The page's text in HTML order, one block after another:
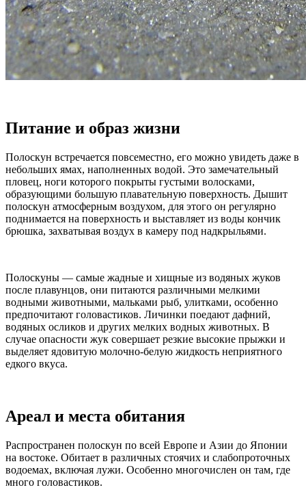
Питание и образ жизни
Полоскун встречается повсеместно, его можно увидеть даже в
небольших ямах, наполненных водой. Это замечательный
пловец, ноги которого покрыты густыми волосками,
образующими большую плавательную поверхность. Дышит
полоскун атмосферным воздухом, для этого он регулярно
поднимается на поверхность и выставляет из воды кончик
брюшка, захватывая воздух в камеру под надкрыльями.
Полоскуны — самые жадные и хищные из водяных жуков
после плавунцов, они питаются различными мелкими
водными животными, мальками рыб, улитками, особенно
предпочитают головастиков. Личинки поедают дафний,
водяных осликов и других мелких водных животных. В
случае опасности жук совершает резкие высокие прыжки и
выделяет ядовитую молочно-белую жидкость неприятного
едкого вкуса.
Ареал и места обитания
Распространен полоскун по всей Европе и Азии до Японии
на востоке. Обитает в различных стоячих и слабопроточных
водоемах, включая лужи. Особенно многочислен он там, где
много головастиков.